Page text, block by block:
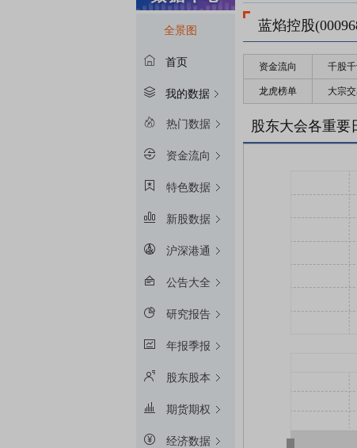
全景图
首页
我的数据
热门数据
资金流向
特色数据
新股数据
沪深港通
公告大全
研究报告
年报季报
股东股本
期货期权
经济数据
蓝焰控股
资金流向 千股
龙虎榜单 大宗
股东大会各重要